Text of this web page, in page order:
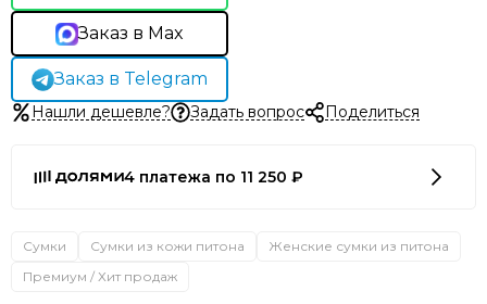
Заказ в Max
Заказ в Telegram
Нашли дешевле? Задать вопрос Поделиться
4 платежа по 11 250 ₽
Сумки Сумки из кожи питона
Женские сумки из питона
Премиум / Хит продаж